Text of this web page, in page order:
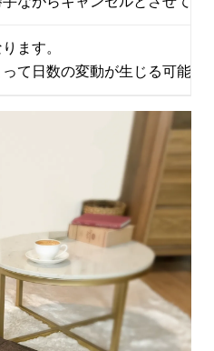
ます。
て日数の変動が生じる可能